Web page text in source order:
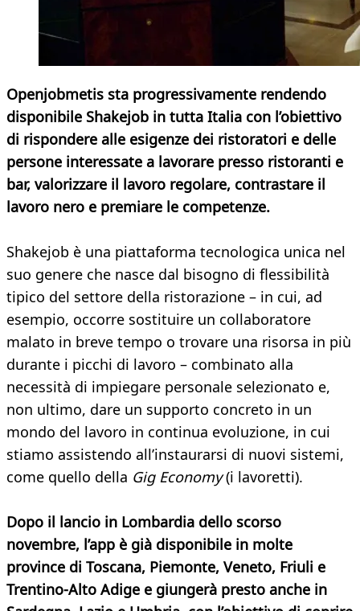
Openjobmetis sta progressivamente rendendo
disponibile Shakejob in tutta Italia con l’obiettivo
di rispondere alle esigenze dei ristoratori e delle
persone interessate a lavorare presso ristoranti e
bar, valorizzare il lavoro regolare, contrastare il
lavoro nero e premiare le competenze.
Shakejob è una piattaforma tecnologica unica nel
suo genere che nasce dal bisogno di flessibilità
tipico del settore della ristorazione – in cui, ad
esempio, occorre sostituire un collaboratore
malato in breve tempo o trovare una risorsa in più
durante i picchi di lavoro – combinato alla
necessità di impiegare personale selezionato e,
non ultimo, dare un supporto concreto in un
mondo del lavoro in continua evoluzione, in cui
stiamo assistendo all’instaurarsi di nuovi sistemi,
come quello della Gig Economy(i lavoretti).
Dopo il lancio in Lombardia dello scorso
novembre, l’app è già disponibile in molte
province di Toscana, Piemonte, Veneto, Friuli e
Trentino-Alto Adige e giungerà presto anche in